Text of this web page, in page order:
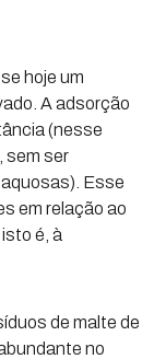
hoje um
A adsorção
(nesse
sem ser
Esse
em relação ao
é, à
de malte de
no